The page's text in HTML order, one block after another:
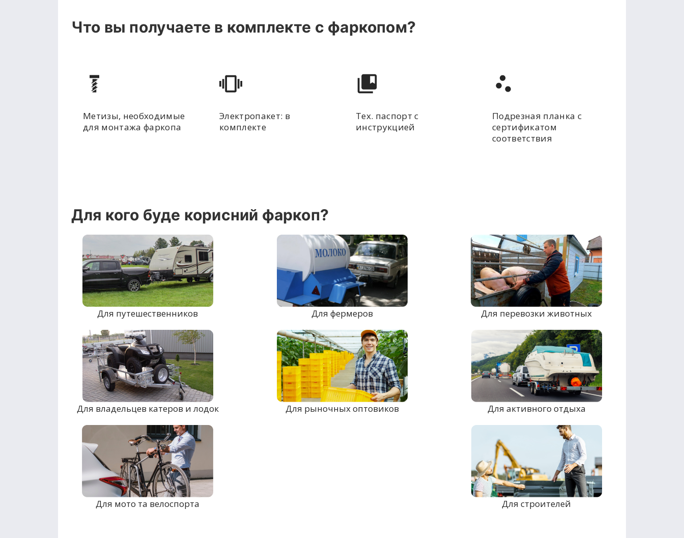
Что вы получаете в комплекте с фаркопом?
Метизы, необходимые
для монтажа фаркопа
Электропакет: в
комплекте
Тех. паспорт с
инструкцией
Подрезная планка с
сертификатом
соответствия
Для кого буде корисний фаркоп?
Для путешественников Для фермеров Для перевозки животных
Для владельцев катеров и лодок Для рыночных оптовиков Для активного отдыха
Для мото та велоспорта Для строителей